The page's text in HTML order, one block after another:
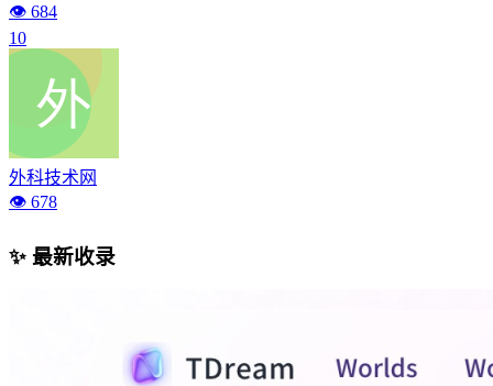
👁️ 684
10
外科技术网
👁️ 678
✨ 最新收录